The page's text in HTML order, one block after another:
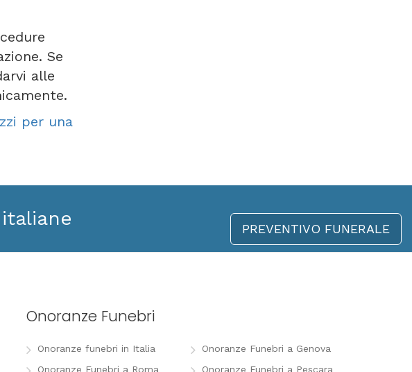
Se
alle
per una
PREVENTIVO FUNERALE
Onoranze Funebri
Onoranze funebri in Italia
Onoranze Funebri a Roma
Onoranze Funebri a Genova
Onoranze Funebri a Pescara